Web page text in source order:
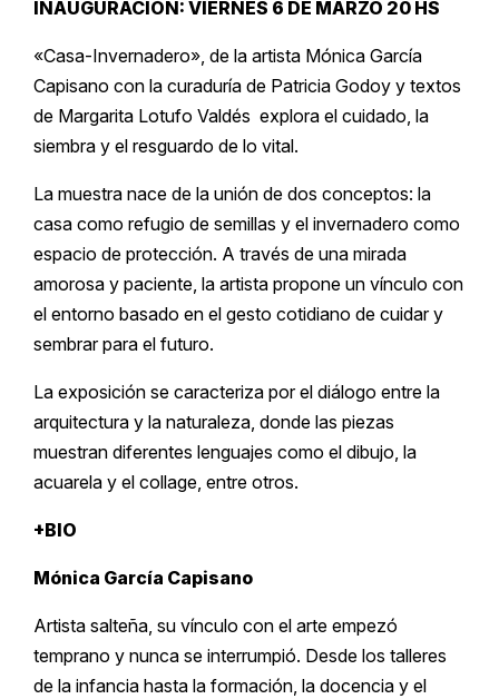
INAUGURACIÓN: VIERNES 6 DE MARZO 20 HS
«Casa-Invernadero», de la artista Mónica García
Capisano con la curaduría de Patricia Godoy y textos
de Margarita Lotufo Valdés explora el cuidado, la
siembra y el resguardo de lo vital.
La muestra nace de la unión de dos conceptos: la
casa como refugio de semillas y el invernadero como
espacio de protección. A través de una mirada
amorosa y paciente, la artista propone un vínculo con
el entorno basado en el gesto cotidiano de cuidar y
sembrar para el futuro.
La exposición se caracteriza por el diálogo entre la
arquitectura y la naturaleza, donde las piezas
muestran diferentes lenguajes como el dibujo, la
acuarela y el collage, entre otros.
+BIO
Mónica García Capisano
Artista salteña, su vínculo con el arte empezó
temprano y nunca se interrumpió. Desde los talleres
de la infancia hasta la formación, la docencia y el